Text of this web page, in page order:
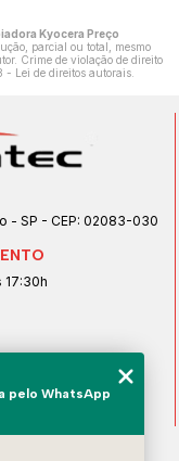
Kyocera Preço
parcial ou total, mesmo
Crime de violação de direito
- Lei de direitos autorais.
- SP - CEP: 02083-030
17:30h
pelo WhatsApp